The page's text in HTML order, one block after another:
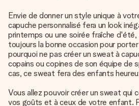
Envie de donner un style unique à
capuche personnalisé fera un look
printemps ou une soirée fraîche
toujours la bonne occasion pour
pourquoi ne pas créer un sweat à
copains ou copines de son équipe de
cas, ce sweat fera des enfants
Vous allez pouvoir créer un sweat qui
vos goûts et à ceux de votre enfant.